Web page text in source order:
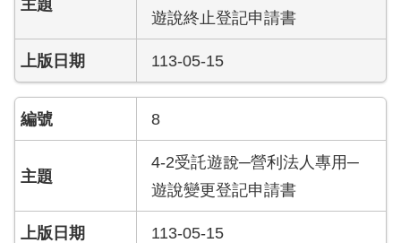
絡
資
訊
相
關
連
結
陽
遊說終止登記申請書
113-05-15
8
4-2受託遊說─營利法人專用─
遊說變更登記申請書
113-05-15